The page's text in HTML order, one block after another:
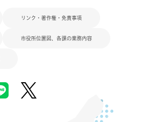
リンク・著作権・免責事項
市役所位置図、各課の業務内容